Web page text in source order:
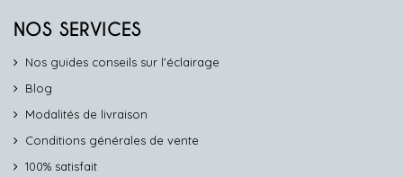
NOS SERVICES
Nos guides conseils sur l'éclairage
Blog
Modalités de livraison
Conditions générales de vente
100% satisfait